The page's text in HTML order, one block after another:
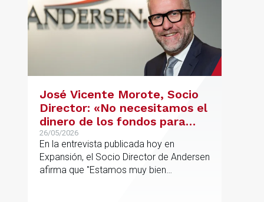
José Vicente Morote, Socio
Director: «No necesitamos el
dinero de los fondos para
desarrollar nuestro
proyecto»
26/05/2026
En la entrevista publicada hoy en
Expansión, el Socio Director de Andersen
afirma que "Estamos muy bien